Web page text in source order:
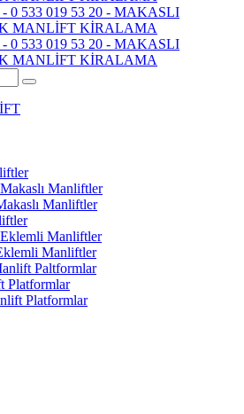
Manliftler
Manliftler
Manliftler
Manliftler
Paltformlar
Platformlar
Platformlar